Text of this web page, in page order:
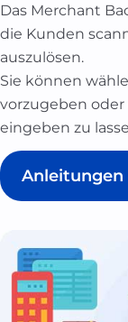
Das Merchant
die Kunden
auszulösen.
Sie können
vorzugeben oder
eingeben zu
Anleitungen